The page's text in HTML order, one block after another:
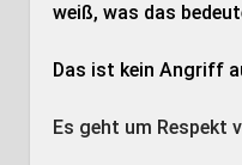
weiß, was das
Das ist kein Angriff
Es geht um Respekt